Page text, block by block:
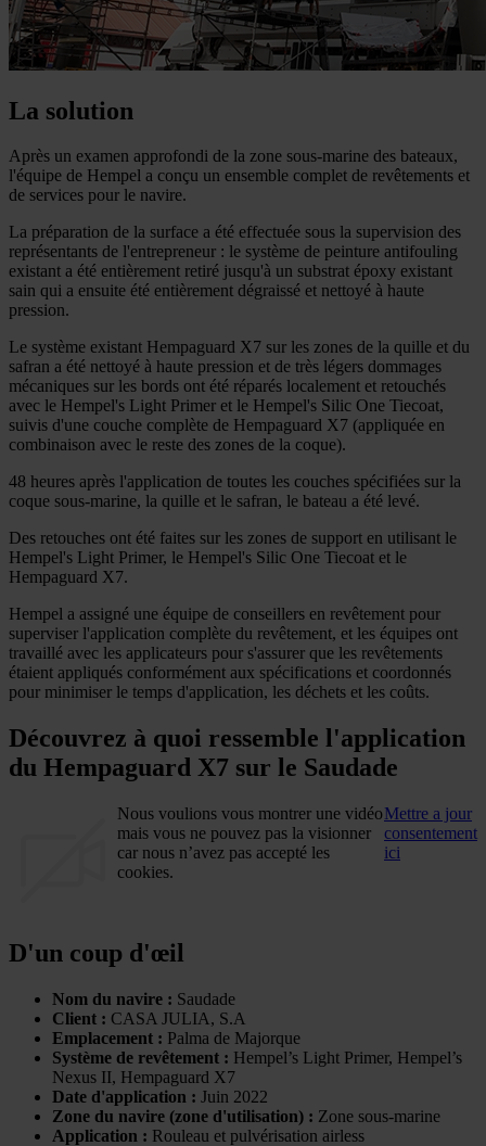
La solution
Après un examen approfondi de la zone sous-marine des bateaux,
l'équipe de Hempel a conçu un ensemble complet de revêtements et
de services pour le navire.
La préparation de la surface a été effectuée sous la supervision des
représentants de l'entrepreneur : le système de peinture antifouling
existant a été entièrement retiré jusqu'à un substrat époxy existant
sain qui a ensuite été entièrement dégraissé et nettoyé à haute
pression.
Le système existant Hempaguard X7 sur les zones de la quille et du
safran a été nettoyé à haute pression et de très légers dommages
mécaniques sur les bords ont été réparés localement et retouchés
avec le Hempel's Light Primer et le Hempel's Silic One Tiecoat,
suivis d'une couche complète de Hempaguard X7 (appliquée en
combinaison avec le reste des zones de la coque).
48 heures après l'application de toutes les couches spécifiées sur la
coque sous-marine, la quille et le safran, le bateau a été levé.
Des retouches ont été faites sur les zones de support en utilisant le
Hempel's Light Primer, le Hempel's Silic One Tiecoat et le
Hempaguard X7.
Hempel a assigné une équipe de conseillers en revêtement pour
superviser l'application complète du revêtement, et les équipes ont
travaillé avec les applicateurs pour s'assurer que les revêtements
étaient appliqués conformément aux spécifications et coordonnés
pour minimiser le temps d'application, les déchets et les coûts.
Découvrez à quoi ressemble l'application
du Hempaguard X7 sur le Saudade
Nous voulions vous montrer une vidéo
mais vous ne pouvez pas la visionner
car nous n’avez pas accepté les
cookies.
Mettre a jour
consentement
ici
D'un coup d'œil
Nom du navire : Saudade
Client : CASA JULIA, S.A
Emplacement : Palma de Majorque
Système de revêtement : Hempel’s Light Primer, Hempel’s
Nexus II, Hempaguard X7
Date d'application : Juin 2022
Zone du navire (zone d'utilisation) : Zone sous-marine
Application : Rouleau et pulvérisation airless